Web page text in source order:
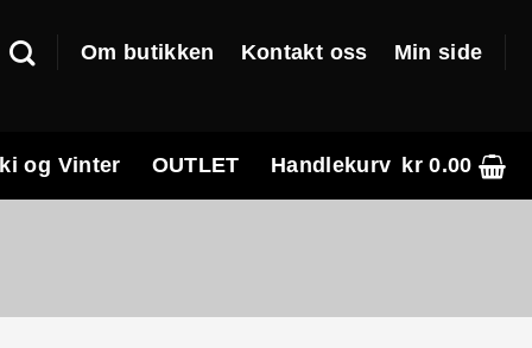
Om butikken Kontakt oss Min side
og Vinter OUTLET Handlekurv kr0.00